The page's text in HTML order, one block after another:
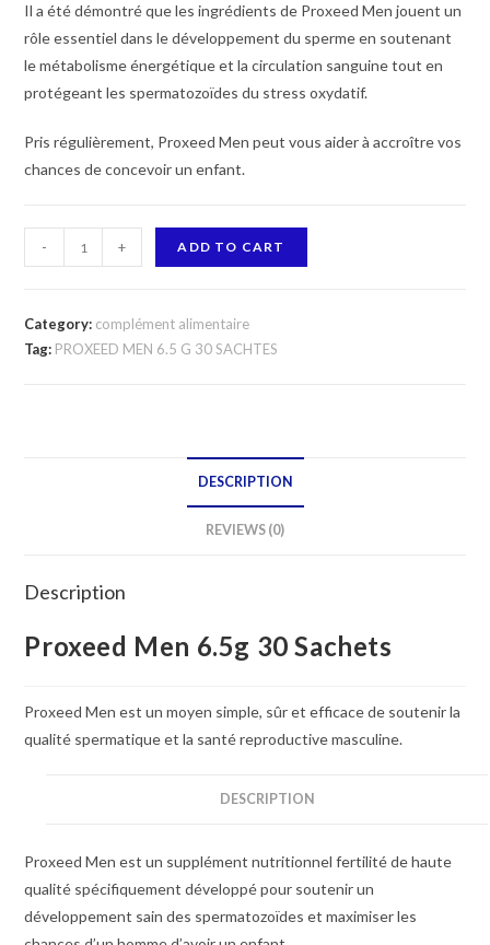
Il a été démontré que les ingrédients de Proxeed Men jouent un
rôle essentiel dans le développement du sperme en soutenant
le métabolisme énergétique et la circulation sanguine tout en
protégeant les spermatozoïdes du stress oxydatif.
Pris régulièrement, Proxeed Men peut vous aider à accroître vos
chances de concevoir un enfant.
PROXEED
MEN
G
30
- + ADD TO CART
Category: complément alimentaire
Tag: PROXEED MEN 6.5 G 30 SACHTES
DESCRIPTION
REVIEWS (0)
Description
Proxeed Men 6.5g 30 Sachets
Proxeed Men est un moyen simple, sûr et efficace de soutenir la
qualité spermatique et la santé reproductive masculine.
DESCRIPTION
Proxeed Men est un supplément nutritionnel fertilité de haute
qualité spécifiquement développé pour soutenir un
développement sain des spermatozoïdes et maximiser les